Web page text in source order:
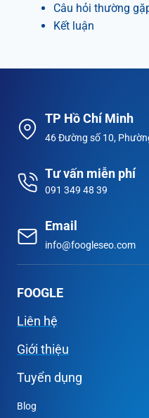
Câu hỏi thường
Kết luận
TP Hồ Chí Minh
46 Đường số 10,
Tư vấn miễn phí
091 349 48 39
Email
info@foogleseo.com
FOOGLE
Liên hệ
Giới thiệu
Tuyển dụng
Blog